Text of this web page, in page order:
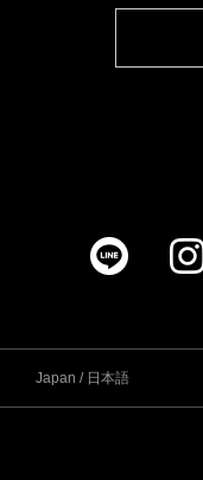
Japan / 日本語